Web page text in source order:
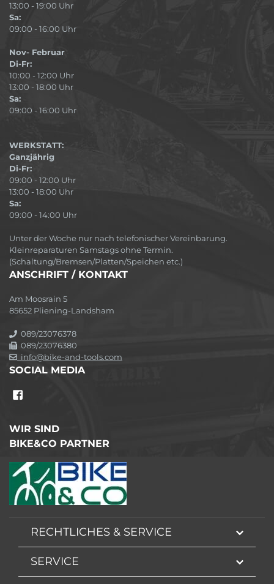
13:00 - 19:00 Uhr
Sa:
09:00 - 16:00 Uhr
Nov- Februar
Di-Fr:
10:00 - 12:00 Uhr
13:00 - 18:00 Uhr
Sa:
09:00 - 16:00 Uhr
WERKSTATT:
Ganzjährig
Di-Fr:
09:00 - 12:00 Uhr
13:00 - 18:00 Uhr
Sa:
09:00 - 14:00 Uhr
Unter der Woche nur nach telefonischer Vereinbarung.
Kleinreparaturen Samstags ohne Termin.
(Schaltung/Bremsen/Platten/Speichen etc.)
ANSCHRIFT / KONTAKT
Am Moosrain 5
85652 Pliening-Landsham
089/23076378
089/23076380
info@bike-and-tools.com
SOCIAL MEDIA
WIR SIND
BIKE&CO PARTNER
RECHTLICHES & SERVICE
SERVICE